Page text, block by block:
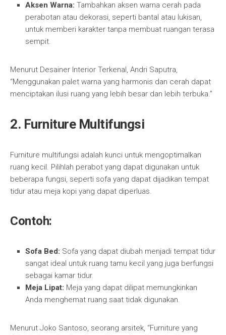
Aksen Warna: Tambahkan aksen warna cerah pada
perabotan atau dekorasi, seperti bantal atau lukisan,
untuk memberi karakter tanpa membuat ruangan terasa
sempit.
Menurut Desainer Interior Terkenal, Andri Saputra,
“Menggunakan palet warna yang harmonis dan cerah dapat
menciptakan ilusi ruang yang lebih besar dan lebih terbuka.”
2. Furniture Multifungsi
Furniture multifungsi adalah kunci untuk mengoptimalkan
ruang kecil. Pilihlah perabot yang dapat digunakan untuk
beberapa fungsi, seperti sofa yang dapat dijadikan tempat
tidur atau meja kopi yang dapat diperluas.
Contoh:
Sofa Bed: Sofa yang dapat diubah menjadi tempat tidur
sangat ideal untuk ruang tamu kecil yang juga berfungsi
sebagai kamar tidur.
Meja Lipat: Meja yang dapat dilipat memungkinkan
Anda menghemat ruang saat tidak digunakan.
Menurut Joko Santoso, seorang arsitek, “Furniture yang